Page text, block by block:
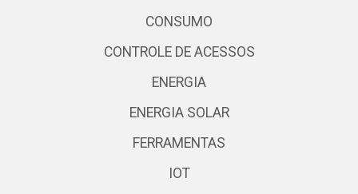
CONSUMO
CONTROLE DE ACESSOS
ENERGIA
ENERGIA SOLAR
FERRAMENTAS
IOT